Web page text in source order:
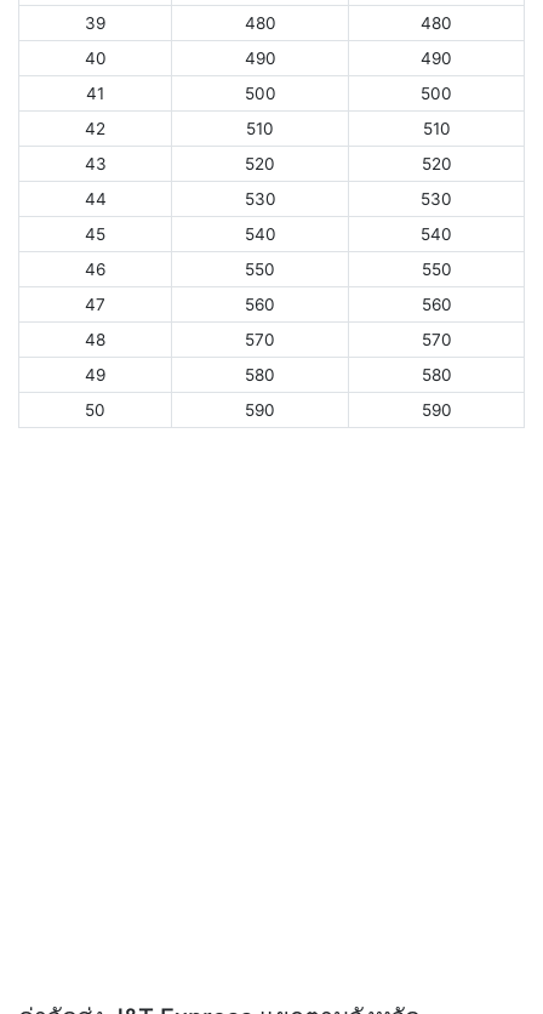
39
480
480
40
490
490
41
500
500
42
510
510
43
520
520
44
530
530
45
540
540
46
550
550
47
560
560
48
570
570
49
580
580
50
590 590